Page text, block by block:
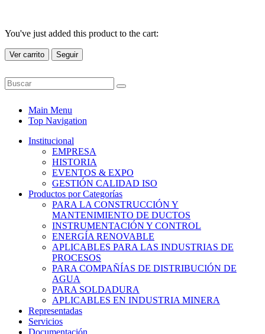
You've just added this product to the cart:
Ver carrito Seguir
Main Menu
Top Navigation
Institucional
EMPRESA
HISTORIA
EVENTOS & EXPO
GESTIÓN CALIDAD ISO
Productos por Categorías
PARA LA CONSTRUCCIÓN Y
MANTENIMIENTO DE DUCTOS
INSTRUMENTACIÓN Y CONTROL
ENERGÍA RENOVABLE
APLICABLES PARA LAS INDUSTRIAS DE
PROCESOS
PARA COMPAÑÍAS DE DISTRIBUCIÓN DE
AGUA
PARA SOLDADURA
APLICABLES EN INDUSTRIA MINERA
Representadas
Servicios
Documentación